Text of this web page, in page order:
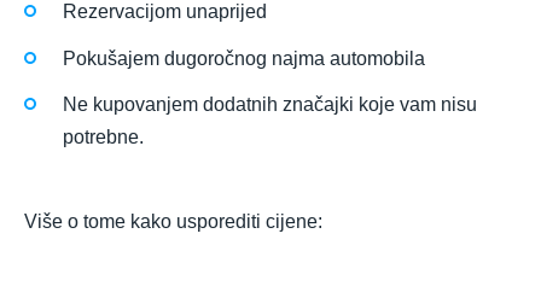
Rezervacijom unaprijed
Pokušajem dugoročnog najma automobila
Ne kupovanjem dodatnih značajki koje vam nisu
potrebne.
Više o tome kako usporediti cijene: